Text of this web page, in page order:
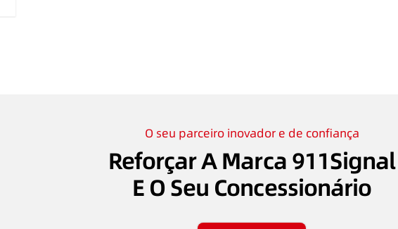
O seu parceiro inovador e de confiança
Reforçar A Marca 911Signal
E O Seu Concessionário